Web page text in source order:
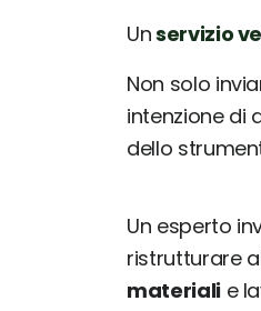
Unservizio
Non solo
intenzione di
dello
Un esperto
ristrutturare
materialie